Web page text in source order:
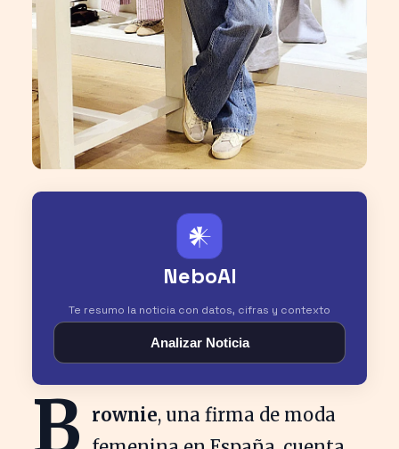
𒀭
NeboAI
Te resumo la noticia con datos, cifras y contexto
Analizar Noticia
B rownie, una firma de moda